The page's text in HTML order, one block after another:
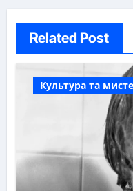
Related Post
Культура та